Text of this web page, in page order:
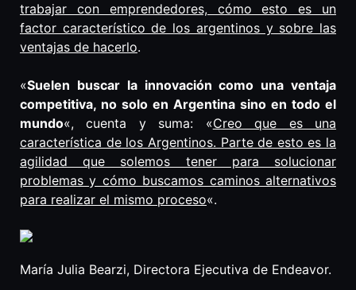
trabajar con emprendedores, cómo esto es un
factor característico de los argentinos y sobre las
ventajas de hacerlo.
«Suelen buscar la innovación como una ventaja
competitiva, no solo en Argentina sino en todo el
mundo«, cuenta y suma: «Creo que es una
característica de los Argentinos. Parte de esto es la
agilidad que solemos tener para solucionar
problemas y cómo buscamos caminos alternativos
para realizar el mismo proceso«.
María Julia Bearzi, Directora Ejecutiva de Endeavor.